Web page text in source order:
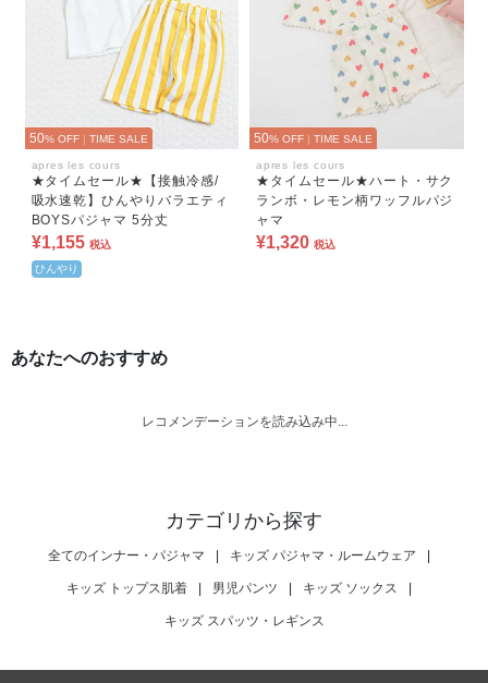
50% OFF TIME SALE
apres les cours
★タイムセール★【接触冷感/
吸水速乾】ひんやりバラエティ
BOYSパジャマ 5分丈
¥1,155 税込
ひんやり
50% OFF TIME SALE
apres les cours
★タイムセール★ハート・サク
ランボ・レモン柄ワッフルパジ
ャマ
¥1,320 税込
あなたへのおすすめ
レコメンデーションを読み込み中...
カテゴリから探す
全てのインナー・パジャマ キッズ パジャマ・ルームウェア
キッズ トップス肌着 男児パンツ キッズ ソックス
キッズ スパッツ・レギンス